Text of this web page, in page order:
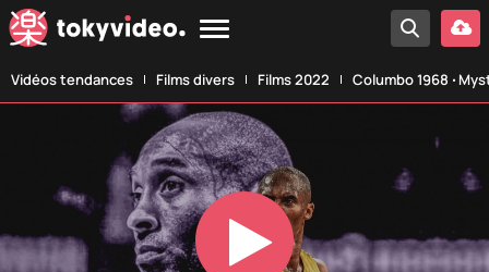
Vidéos tendances Films divers Films 2022 Columbo 1968 ‧